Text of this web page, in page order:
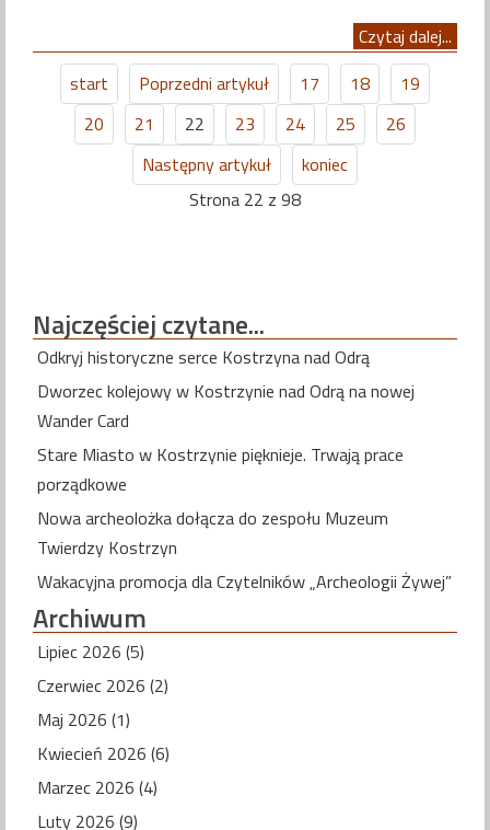
Czytaj dalej...
start
Poprzedni artykuł 17 18
19
20
21 22 23 24 25
26
Następny artykuł
koniec
Strona 22 z 98
Najczęściejczytane...
Odkryj historyczne serce Kostrzyna nad Odrą
Dworzec kolejowy w Kostrzynie nad Odrą na nowej
Wander Card
Stare Miasto w Kostrzynie pięknieje. Trwają prace
porządkowe
Nowa archeolożka dołącza do zespołu Muzeum
Twierdzy Kostrzyn
Wakacyjna promocja dla Czytelników „Archeologii Żywej”
Archiwum
Lipiec 2026 (5)
Czerwiec 2026 (2)
Maj 2026 (1)
Kwiecień 2026 (6)
Marzec 2026 (4)
Luty 2026 (9)